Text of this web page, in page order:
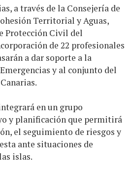
a través de la Consejería de
Territorial y Aguas,
Protección Civil del
de 22 profesionales
a dar soporte a la
y al conjunto del
en un grupo
y planificación que permitirá
el seguimiento de riesgos y
ante situaciones de
islas.